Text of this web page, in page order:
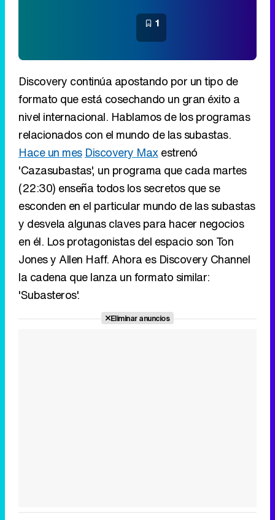
1
Discovery continúa apostando por un tipo de
formato que está cosechando un gran éxito a
nivel internacional. Hablamos de los programas
relacionados con el mundo de las subastas.
Hace un mes Discovery Maxestrenó
'Cazasubastas', un programa que cada martes
(22:30) enseña todos los secretos que se
esconden en el particular mundo de las subastas
y desvela algunas claves para hacer negocios
en él. Los protagonistas del espacio son Ton
Jones y Allen Haff. Ahora es Discovery Channel
la cadena que lanza un formato similar:
'Subasteros'.
Eliminar anuncios